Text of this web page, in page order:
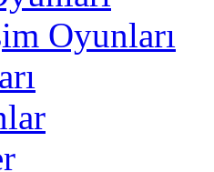
Oyunları